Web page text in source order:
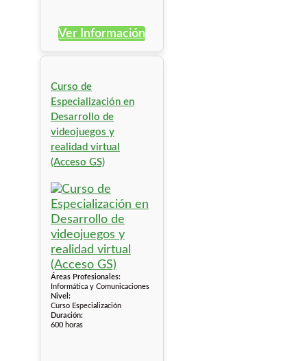
Ver Información
Curso de
Especialización en
Desarrollo de
videojuegos y
realidad virtual
(Acceso GS)
Áreas Profesionales:
Informática y Comunicaciones
Nivel:
Curso Especialización
Duración:
600 horas